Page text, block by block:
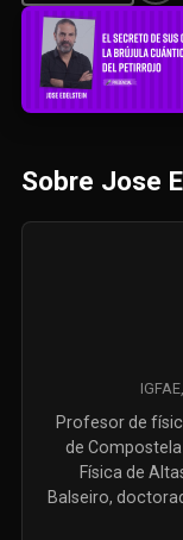
Sobre Jose
Profesor de
de
Física de
Balseiro,
y post-